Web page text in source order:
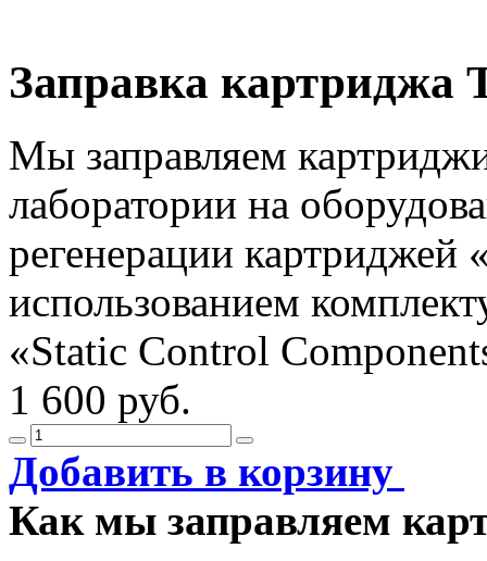
Заправка картриджа
Мы заправляем
лаборатории на
регенерации картриджей
использованием
«Static Control
1 600 руб.
Добавить в корзину
Как мы заправляем